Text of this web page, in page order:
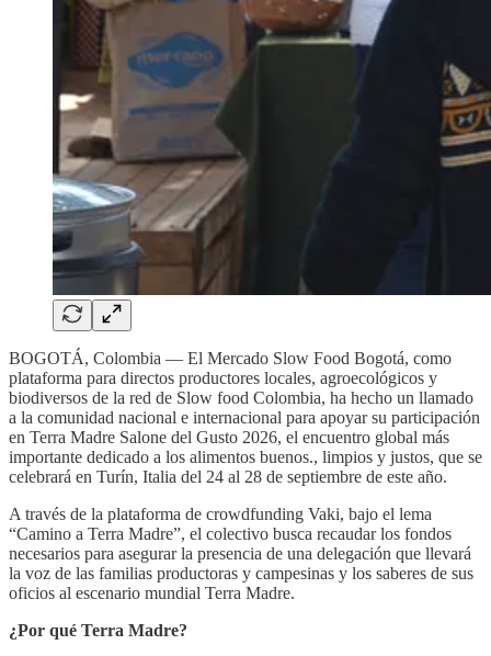
BOGOTÁ, Colombia — El Mercado Slow Food Bogotá, como
plataforma para directos productores locales, agroecológicos y
biodiversos de la red de Slow food Colombia, ha hecho un llamado
a la comunidad nacional e internacional para apoyar su participación
en Terra Madre Salone del Gusto 2026, el encuentro global más
importante dedicado a los alimentos buenos., limpios y justos, que se
celebrará en Turín, Italia del 24 al 28 de septiembre de este año.
A través de la plataforma de crowdfunding Vaki, bajo el lema
“Camino a Terra Madre”, el colectivo busca recaudar los fondos
necesarios para asegurar la presencia de una delegación que llevará
la voz de las familias productoras y campesinas y los saberes de sus
oficios al escenario mundial Terra Madre.
¿Por qué Terra Madre?